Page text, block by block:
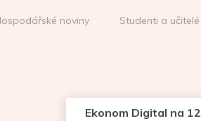
noviny Studenti a učitelé
Ekonom Digital na 12